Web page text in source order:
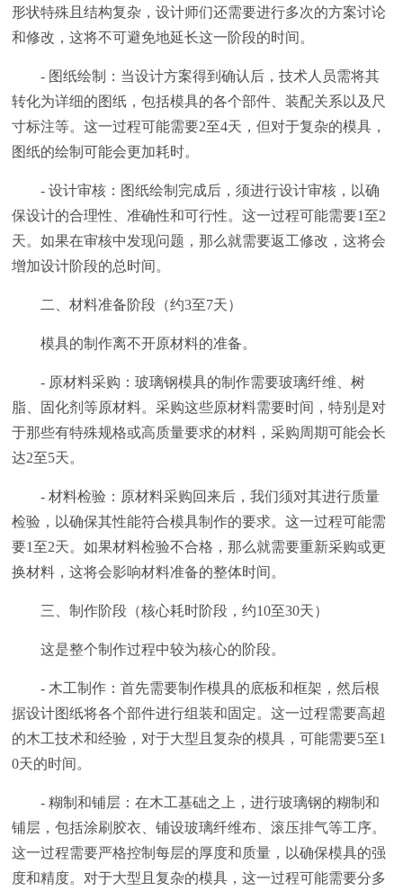
形状特殊且结构复杂，设计师们还需要进行多次的方案讨论
和修改，这将不可避免地延长这一阶段的时间。
- 图纸绘制：当设计方案得到确认后，技术人员需将其
转化为详细的图纸，包括模具的各个部件、装配关系以及尺
寸标注等。这一过程可能需要2至4天，但对于复杂的模具，
图纸的绘制可能会更加耗时。
- 设计审核：图纸绘制完成后，须进行设计审核，以确
保设计的合理性、准确性和可行性。这一过程可能需要1至2
天。如果在审核中发现问题，那么就需要返工修改，这将会
增加设计阶段的总时间。
二、材料准备阶段（约3至7天）
模具的制作离不开原材料的准备。
- 原材料采购：玻璃钢模具的制作需要玻璃纤维、树
脂、固化剂等原材料。采购这些原材料需要时间，特别是对
于那些有特殊规格或高质量要求的材料，采购周期可能会长
达2至5天。
- 材料检验：原材料采购回来后，我们须对其进行质量
检验，以确保其性能符合模具制作的要求。这一过程可能需
要1至2天。如果材料检验不合格，那么就需要重新采购或更
换材料，这将会影响材料准备的整体时间。
三、制作阶段（核心耗时阶段，约10至30天）
这是整个制作过程中较为核心的阶段。
- 木工制作：首先需要制作模具的底板和框架，然后根
据设计图纸将各个部件进行组装和固定。这一过程需要高超
的木工技术和经验，对于大型且复杂的模具，可能需要5至1
0天的时间。
- 糊制和铺层：在木工基础之上，进行玻璃钢的糊制和
铺层，包括涂刷胶衣、铺设玻璃纤维布、滚压排气等工序。
这一过程需要严格控制每层的厚度和质量，以确保模具的强
度和精度。对于大型且复杂的模具，这一过程可能需要分多